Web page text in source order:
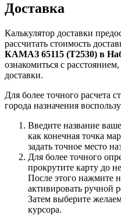
Доставка
Калькулятор доставки
рассчитать стоимость
КАМАЗ 65115 (Т2530) в
ознакомиться с
доставки.
Для более точного расчета
города назначения
Введите название
как конечная точка
задать точное место
Для более точного
прокрутите карту до
После этого нажмите
активировать ручной
Затем выберите
курсора.